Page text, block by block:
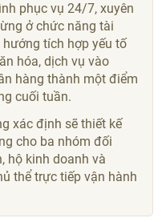
phục vụ 24/7, xuyên
ở chức năng tài
tích hợp yếu tố
hóa, dịch vụ vào
hàng thành một điểm
cuối tuần.
xác định sẽ thiết kế
cho ba nhóm đối
hộ kinh doanh và
thể trực tiếp vận hành